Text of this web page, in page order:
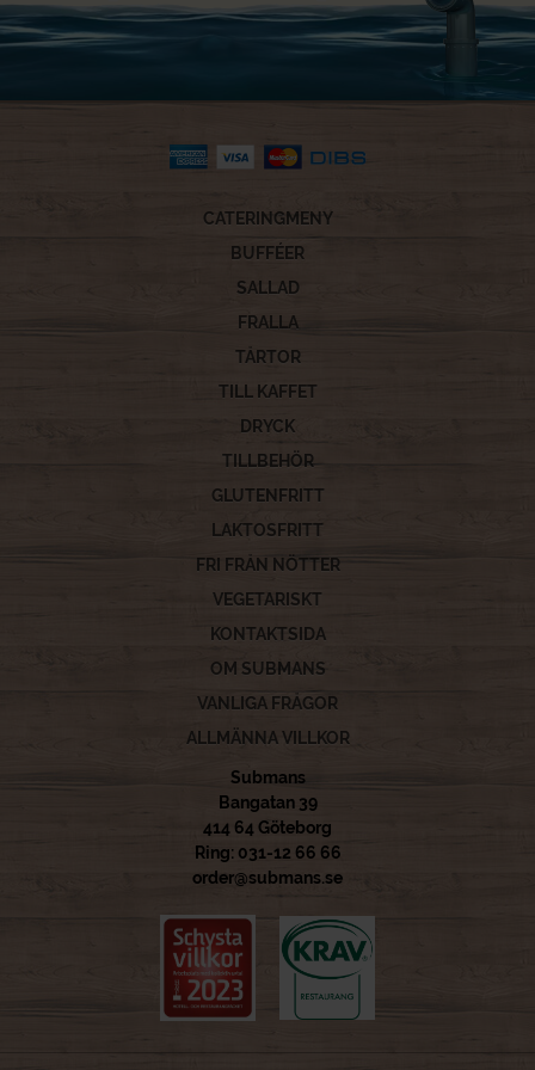
CATERINGMENY
BUFFÉER
SALLAD
FRALLA
TÅRTOR
TILL KAFFET
DRYCK
TILLBEHÖR
GLUTENFRITT
LAKTOSFRITT
FRI FRÅN NÖTTER
VEGETARISKT
KONTAKTSIDA
OM SUBMANS
VANLIGA FRÅGOR
ALLMÄNNA VILLKOR
Submans
Bangatan 39
414 64 Göteborg
Ring: 031-12 66 66
order@submans.se